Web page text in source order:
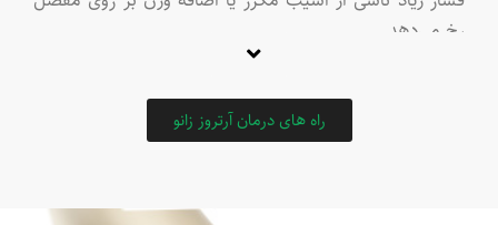
رخ می‌دهد.
البته نوعی خاصی از آرتریت که با نام آرتریت روماتوئید
می‌شود. آرتریت روماتوئید نیز همانند استئوآرتریت با التهاب
مفصل و از بین‌بردن غضروف زانو، زانوها را تحت تاثیر قرار
در اکثر موارد، بیماری آرتروز زانو با علائم زیر ظاهر می‌شود:
راه های درمان آرتروز زانو